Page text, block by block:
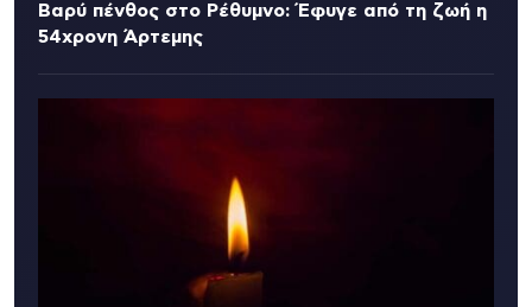
Βαρύ πένθος στο Ρέθυμνο: Έφυγε από τη ζωή η
54χρονη Άρτεμης